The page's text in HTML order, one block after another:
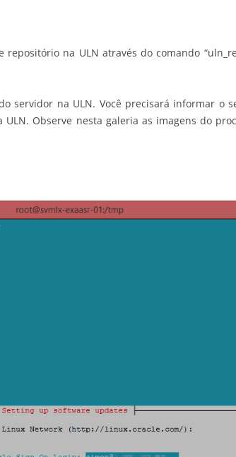
na ULN através do comando
servidor na ULN. Você precisará informar o
Observe nesta galeria as imagens do